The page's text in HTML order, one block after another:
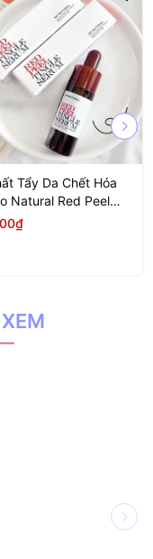
Tẩy Da Chết Hóa
Natural Red Peel
11ML (MINI